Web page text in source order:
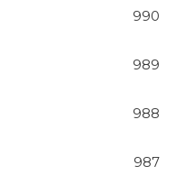
990
989
988
987